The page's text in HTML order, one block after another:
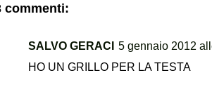
commenti:
SALVO GERACI
5 gennaio 2012
HO UN GRILLO PER LA TESTA